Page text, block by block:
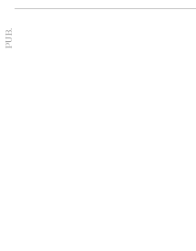
PUB.